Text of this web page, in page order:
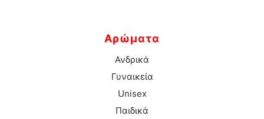
Αρώματα
Ανδρικά
Γυναικεία
Unisex
Παιδικά